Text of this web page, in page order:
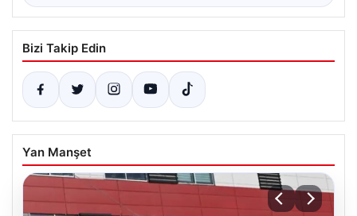
Bizi Takip Edin
Yan Manşet